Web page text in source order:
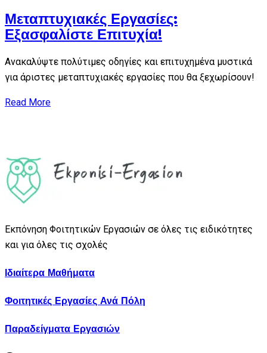
Μεταπτυχιακές Εργασίες:
Εξασφαλίστε Επιτυχία!
Ανακαλύψτε πολύτιμες οδηγίες και επιτυχημένα μυστικά
για άριστες μεταπτυχιακές εργασίες που θα ξεχωρίσουν!
Read More
Εκπόνηση Φοιτητικών Εργασιών σε όλες τις ειδικότητες
και για όλες τις σχολές
Ιδιαίτερα Μαθήματα
Φοιτητικές Εργασίες Ανά Πόλη
Παραδείγματα Εργασιών